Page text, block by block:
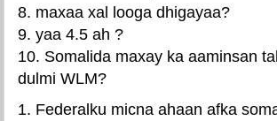
8. maxaa xal looga dhigayaa?
9. yaa 4.5 ah ?
10. Somalida maxay ka aaminsan
dulmi WLM?
1. Federalku micna ahaan afka